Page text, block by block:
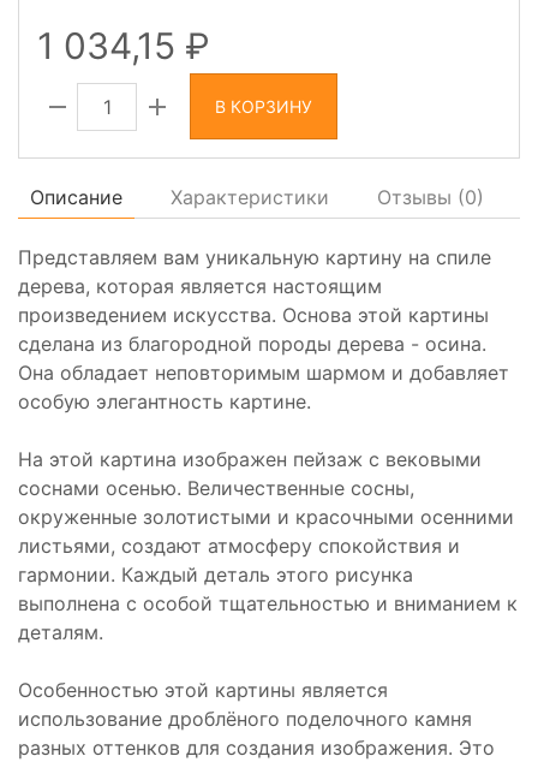
1 034,15
В КОРЗИНУ
Описание Характеристики Отзывы (0)
Представляем вам уникальную картину на спиле
дерева, которая является настоящим
произведением искусства. Основа этой картины
сделана из благородной породы дерева - осина.
Она обладает неповторимым шармом и добавляет
особую элегантность картине.
На этой картина изображен пейзаж с вековыми
соснами осенью. Величественные сосны,
окруженные золотистыми и красочными осенними
листьями, создают атмосферу спокойствия и
гармонии. Каждый деталь этого рисунка
выполнена с особой тщательностью и вниманием к
деталям.
Особенностью этой картины является
использование дроблёного поделочного камня
разных оттенков для создания изображения. Это